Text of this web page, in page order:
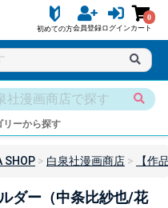
初めての方会員登録ログイン
0
カート
リーから探す
SHOP 白泉社漫画商店 【作
ダー（中条比紗也/花